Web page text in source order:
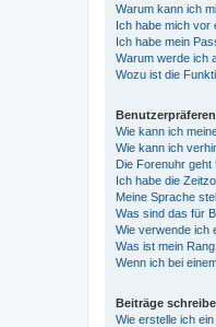
Warum kann ich
Ich habe mich vor
Ich habe mein
Warum werde ich
Wozu ist die
Wie kann ich
Wie kann ich
Die Forenuhr geht
Ich habe die
Meine Sprache
Was sind das für
Wie verwende ich
Was ist mein
Wenn ich bei
Beiträge
Wie erstelle ich